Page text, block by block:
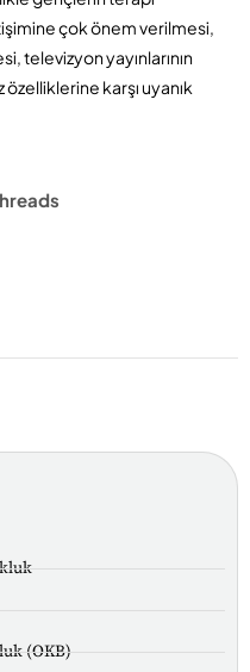
çok önem verilmesi,
televizyon yayınlarının
özelliklerine karşı uyanık
(OKB)